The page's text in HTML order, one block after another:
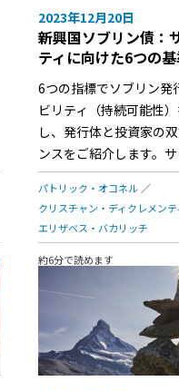
2023年12月20日
新興国ソブリン債：
ティに向けた6つの
6つの指標でソブリン発
ビリティ（持続可能性
し、発行体と投資家の
ンスをご紹介します。
パトリック・オコネル
クリスチャン・ディクレメンテ
エリザベス・バカリッチ
約6分で読めます